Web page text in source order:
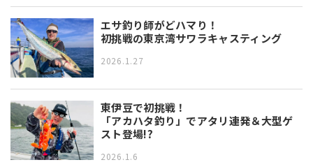
エサ釣り師がどハマり！
初挑戦の東京湾サワラキャスティング
2026.1.27
東伊豆で初挑戦！
「アカハタ釣り」でアタリ連発＆大型ゲ
スト登場!?
2026.1.6